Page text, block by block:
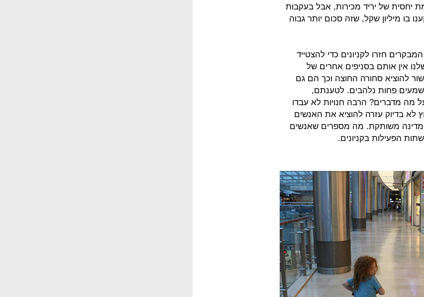
יחסית של יריד מכירות, אבל בעקבות
בו מיליון שקל, שזה סכום יותר גבוה
חזרו לקניונים כדי להצטייד
אין אותם בסניפים אחרים של
להוציא סחורה החוצה וכך הם גם
פחות נלהבים. לטענתם,
מה מדברים? הרבה חנויות לא עבדו
בדיוק עזרה להוציא את האנשים
מדינה משותקת. מה מספרים שאנשים
הפעילות בקניונים.